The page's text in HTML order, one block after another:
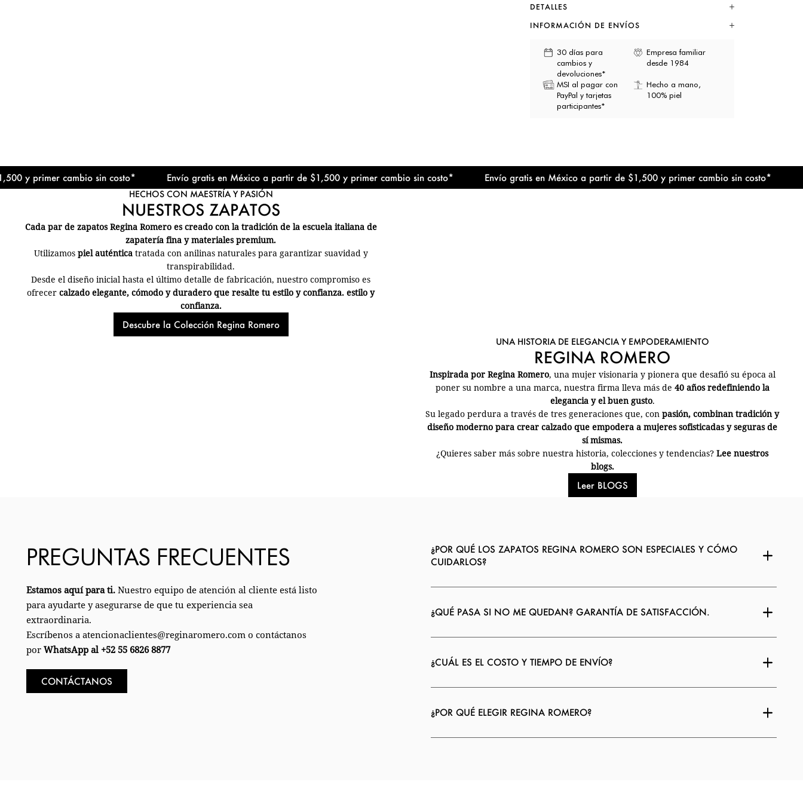
DETALLES
INFORMACIÓN DE ENVÍOS
30 días para
cambios y
devoluciones*
Empresa familiar
desde 1984
MSI al pagar con
PayPal y tarjetas
participantes*
Hecho a mano,
100% piel
primer cambio sin costo* Envío gratis en México a partir de $1,500 y primer cambio sin costo* Envío gratis en México a partir de $1,500 y primer cambio sin costo*
HECHOS CON MAESTRÍA Y PASIÓN
NUESTROS ZAPATOS
Cada par de zapatos Regina Romero es creado con la tradición de la escuela italiana de
zapatería fina y materiales premium.
Utilizamos piel auténticatratada con anilinas naturales para garantizar suavidad y
transpirabilidad.
Desde el diseño inicial hasta el último detalle de fabricación, nuestro compromiso es
ofrecer calzado elegante, cómodo y duradero que resalte tu estilo y confianza. estilo y
confianza.
Descubre la Colección Regina Romero
UNA HISTORIA DE ELEGANCIA Y EMPODERAMIENTO
REGINA ROMERO
Inspirada por Regina Romero, una mujer visionaria y pionera que desafió su época al
poner su nombre a una marca, nuestra firma lleva más de 40 años redefiniendo la
elegancia y el buen gusto.
Su legado perdura a través de tres generaciones que, con pasión, combinan tradición y
diseño moderno para crear calzado que empodera a mujeres sofisticadas y seguras de
sí mismas.
¿Quieres saber más sobre nuestra historia, colecciones y tendencias? Lee nuestros
blogs.
Leer BLOGS
PREGUNTAS FRECUENTES
Estamos aquí para ti. Nuestro equipo de atención al cliente está listo
para ayudarte y asegurarse de que tu experiencia sea
extraordinaria.
Escríbenos a atencionaclientes@reginaromero.com o contáctanos
por WhatsApp al +52 55 6826 8877
CONTÁCTANOS
¿POR QUÉ LOS ZAPATOS REGINA ROMERO SON ESPECIALES Y CÓMO
CUIDARLOS?
¿QUÉ PASA SI NO ME QUEDAN? GARANTÍA DE SATISFACCIÓN.
¿CUÁL ES EL COSTO Y TIEMPO DE ENVÍO?
¿POR QUÉ ELEGIR REGINA ROMERO?